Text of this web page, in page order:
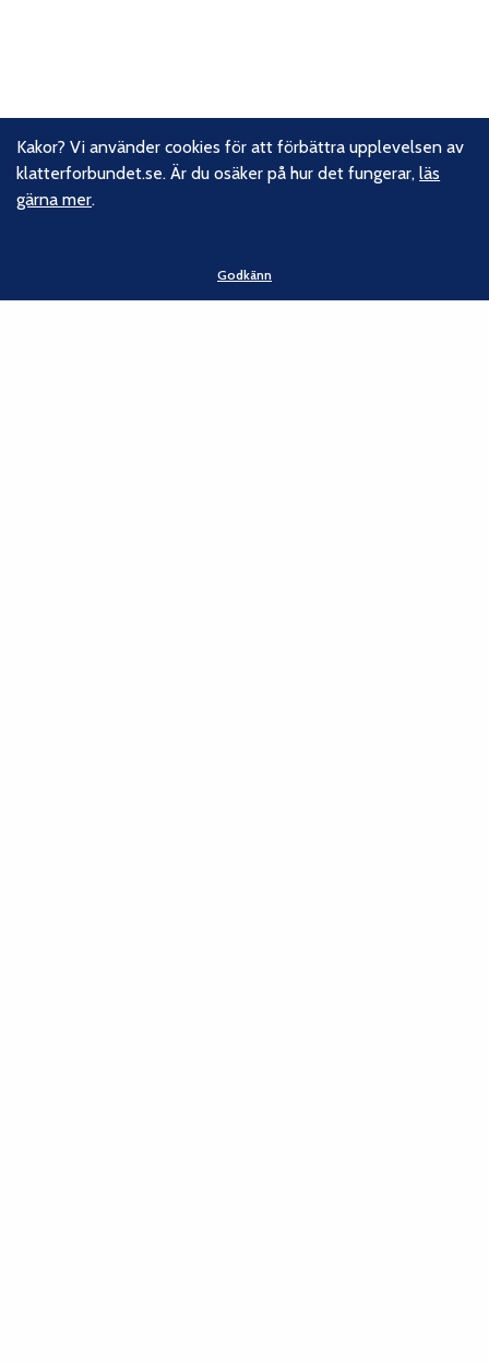
Kakor? Vi använder cookies för att förbättra upplevelsen av
klatterforbundet.se. Är du osäker på hur det fungerar,läs
gärna mer.
Godkänn